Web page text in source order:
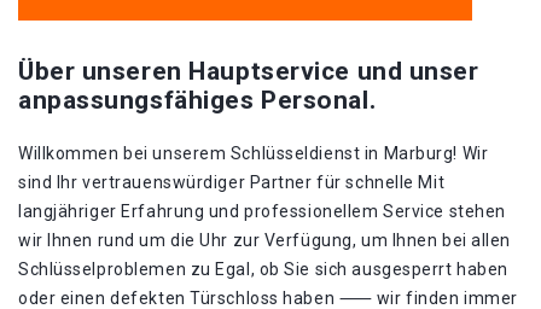
Über unseren Hauptservice und unser
anpassungsfähiges Personal.
Willkommen bei unserem Schlüsseldienst in Marburg!​ Wir
sind Ihr vertrauenswürdiger Partner für schnelle Mit
langjähriger Erfahrung und professionellem Service stehen
wir Ihnen rund um die Uhr zur Verfügung, um Ihnen bei allen
Schlüsselproblemen zu Egal, ob Sie sich ausgesperrt haben
oder einen defekten Türschloss haben ⸺ wir finden immer